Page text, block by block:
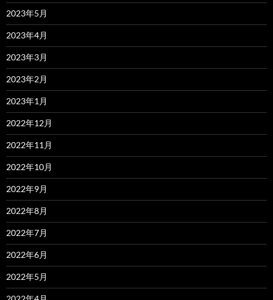
2023年5月
2023年4月
2023年3月
2023年2月
2023年1月
2022年12月
2022年11月
2022年10月
2022年9月
2022年8月
2022年7月
2022年6月
2022年5月